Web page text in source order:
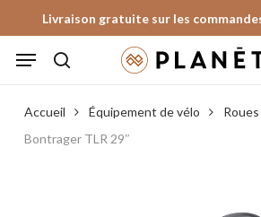
to
main
Livraison gratuite sur les
Menu
Accueil Équipement de vélo Roues
Bontrager TLR 29″